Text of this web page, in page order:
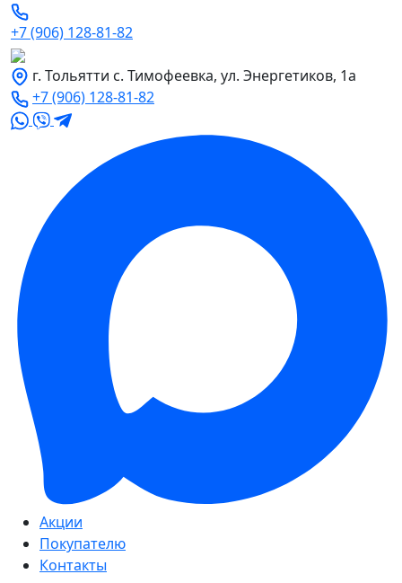
+7 (906) 128-81-82
г. Тольятти с. Тимофеевка, ул. Энергетиков, 1а
+7 (906) 128-81-82
Акции
Покупателю
Контакты